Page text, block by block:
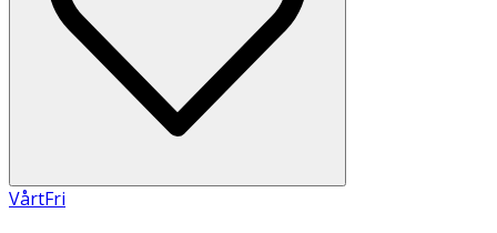
VårtFri